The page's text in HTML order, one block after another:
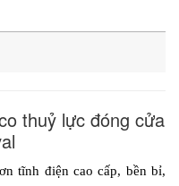
thuỷ lực đóng cửa
tĩnh điện cao cấp, bền bỉ,